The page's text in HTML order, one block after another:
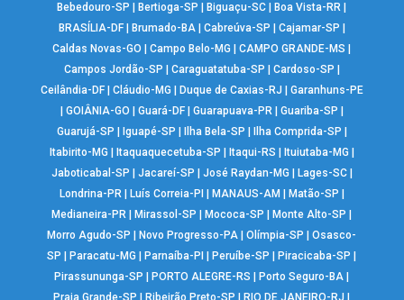
Bebedouro-SP
Bertioga-SP Biguaçu-SC Boa Vista-RR
BRASÍLIA-DF| Brumado-BA| Cabreúva-SP Cajamar-SP
Caldas Novas-GO
|Campo Belo-MG |CAMPO GRANDE-MS
Campos Jordão-SP
Caraguatatuba-SP Cardoso-SP
Ceilândia-DF| Cláudio-MG Duque de Caxias-RJ
Garanhuns-PE
GOIÂNIA-GO Guará-DF| Guarapuava-PR| Guariba-SP
Guarujá-SP
Iguapé-SP Ilha Bela-SP Ilha Comprida-SP
Itabirito-MG
Itaquaquecetuba-SP Itaqui-RS Ituiutaba-MG
Jaboticabal-SP
Jacareí-SP José Raydan-MG Lages-SC|
Londrina-PR| Luís Correia-PI MANAUS-AM Matão-SP
Medianeira-PR
Mirassol-SP Mococa-SP Monte Alto-SP
Morro Agudo-SP
Novo Progresso-PA |Olímpia-SP |Osasco-
SP
Paracatu-MG Parnaíba-PI Peruíbe-SP Piracicaba-SP
Pirassununga-SP
PORTO ALEGRE-RS Porto Seguro-BA
Praia Grande-SP
Ribeirão Preto-SP RIO DE JANEIRO-RJ